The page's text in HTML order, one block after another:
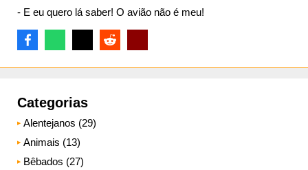
- E eu quero lá saber! O avião não é meu!
Categorias
Alentejanos (29)
Animais (13)
Bêbados (27)